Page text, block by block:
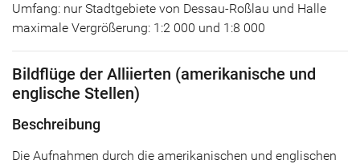
Umfang: nur Stadtgebiete von Dessau-Roßlau und Halle
maximale Vergrößerung: 1:2 000 und 1:8 000
Bildflüge der Alliierten (amerikanische und
englische Stellen)
Beschreibung
Die Aufnahmen durch die amerikanischen und englischen